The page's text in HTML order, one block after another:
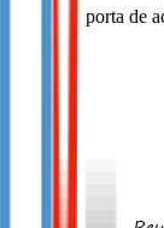
porta de